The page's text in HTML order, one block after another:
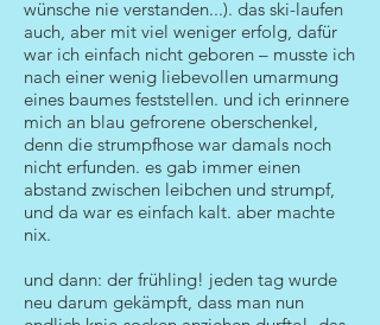
wünsche nie verstanden...). das ski-laufen
auch, aber mit viel weniger erfolg, dafür
war ich einfach nicht geboren – musste ich
nach einer wenig liebevollen umarmung
eines baumes feststellen. und ich erinnere
mich an blau gefrorene oberschenkel,
denn die strumpfhose war damals noch
nicht erfunden. es gab immer einen
abstand zwischen leibchen und strumpf,
und da war es einfach kalt. aber machte
nix.
und dann: der frühling! jeden tag wurde
neu darum gekämpft, dass man nun